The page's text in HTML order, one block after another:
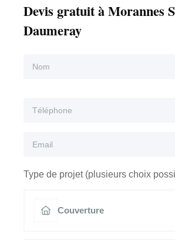
Devis gratuit à Morannes
Daumeray
Type de projet (plusieurs choix
Couverture